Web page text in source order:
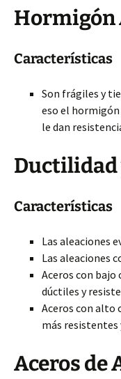
Hormigón
Características
Son frágiles y
eso el hormigón
le dan
Características
Las aleaciones
Las aleaciones
Aceros con bajo
dúctiles y
Aceros con alto
más resistentes
Aceros de